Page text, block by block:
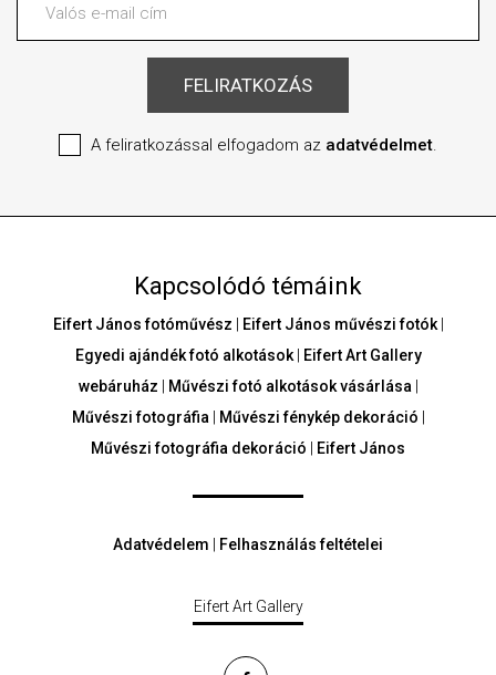
A feliratkozással elfogadom az adatvédelmet.
Kapcsolódó témáink
Eifert János fotóművész Eifert János művészi fotók|
Egyedi ajándék fotó alkotások|
Eifert Art Gallery
webáruház
Művészi fotó alkotások vásárlása
Művészi fotográfia
Művészi fénykép dekoráció
Művészi fotográfia dekoráció
Eifert János
Adatvédelem Felhasználás feltételei
Eifert Art Gallery